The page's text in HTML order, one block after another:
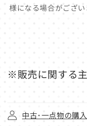
様になる場合がござ
※販売に関する
中古･一点物の購